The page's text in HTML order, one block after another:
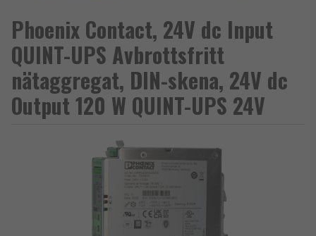
Phoenix Contact, 24V dc Input
QUINT-UPS Avbrottsfritt
nätaggregat, DIN-skena, 24V dc
Output 120 W QUINT-UPS 24V